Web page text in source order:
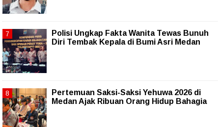
Polisi Ungkap Fakta Wanita Tewas Bunuh
Diri Tembak Kepala di Bumi Asri Medan
Pertemuan Saksi-Saksi Yehuwa 2026 di
Medan Ajak Ribuan Orang Hidup Bahagia